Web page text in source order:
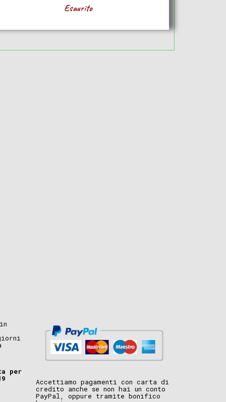
Esaurito
per
Accettiamo pagamenti con carta di
credito anche se non hai un conto
PayPal, oppure tramite bonifico